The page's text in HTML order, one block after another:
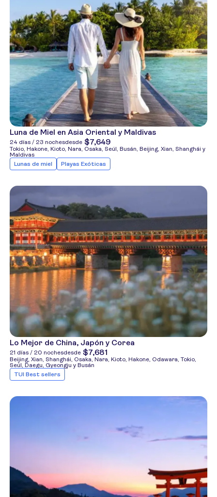
Luna de Miel en Asia Oriental y Maldivas
24 días / 23 nochesdesde $7,649
Tokio, Hakone, Kioto, Nara, Osaka, Seúl, Busán, Beijing, Xian, Shanghái y
Maldivas
Lunas de miel
Playas Exóticas
Lo Mejor de China, Japón y Corea
21 días / 20 nochesdesde $7,681
Beijing, Xian, Shanghái, Osaka, Nara, Kioto, Hakone, Odawara, Tokio,
Seúl, Daegu, Gyeongju y Busán
TUI Best sellers